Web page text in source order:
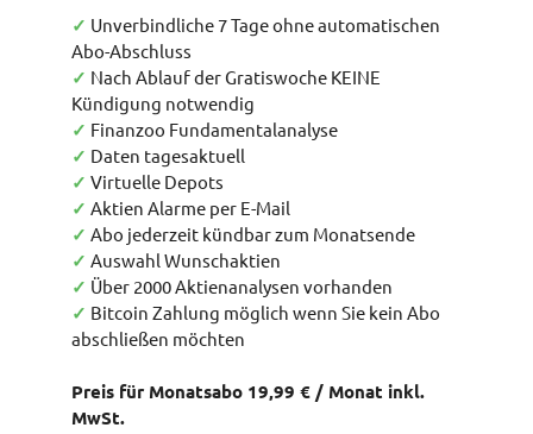
✓ Unverbindliche 7 Tage ohne automatischen
Abo-Abschluss
✓ Nach Ablauf der Gratiswoche KEINE
Kündigung notwendig
✓ Finanzoo Fundamentalanalyse
✓ Daten tagesaktuell
✓ Virtuelle Depots
✓ Aktien Alarme per E-Mail
✓ Abo jederzeit kündbar zum Monatsende
✓ Auswahl Wunschaktien
✓ Über 2000 Aktienanalysen vorhanden
✓ Bitcoin Zahlung möglich wenn Sie kein Abo
abschließen möchten
Preis für Monatsabo 19,99 € / Monat inkl.
MwSt.